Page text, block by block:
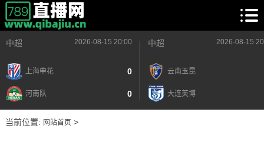
中超 2026-08-15 20:00
上海申花 0
河南队 0
中超 2026-08-15
云南玉昆
大连英博
当前位置: 网站首页>